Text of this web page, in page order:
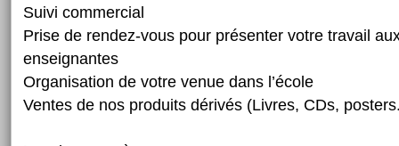
Suivi commercial
Prise de rendez-vous pour présenter votre travail
enseignantes
Organisation de votre venue dans l’école
Ventes de nos produits dérivés (Livres, CDs,